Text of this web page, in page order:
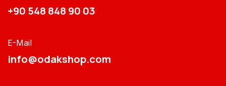
+90 548 848 90 03​​
E-Mail
info@odakshop.com​